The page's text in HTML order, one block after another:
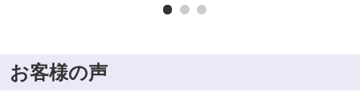
お客様の声